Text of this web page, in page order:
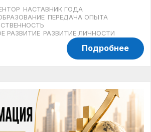
НАСТАВНИК ГОДА
ПЕРЕДАЧА ОПЫТА
РАЗВИТИЕ РАЗВИТИЕ ЛИЧНОСТИ
Подробнее